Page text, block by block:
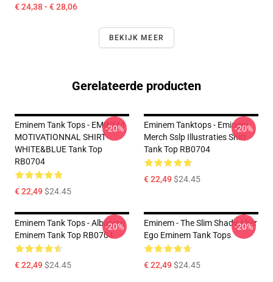
€ 24,38 - € 28,06
BEKIJK MEER
Gerelateerde producten
Eminem Tank Tops - EMINEM
MOTIVATIONNAL SHIRT
WHITE&BLUE Tank Top
RB0704
€ 22,49$24.45
-20%
Eminem Tanktops - Eminem
Merch Sslp Illustraties Shirt
Tank Top RB0704
€ 22,49$24.45
-20%
Eminem Tank Tops - Albanian
Eminem Tank Top RB0704
€ 22,49$24.45
-20%
Eminem - The Slim Shady Alter
Ego Eminem Tank Tops
€ 22,49$24.45
-20%